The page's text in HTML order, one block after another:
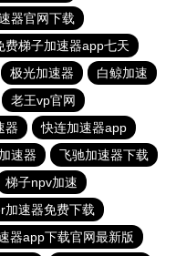
器官网下载
费梯子加速器app七天
极光加速器
白鲸加速
老王vp官网
器
快连加速器app
速器
飞驰加速器下载
梯子npv加速
加速器免费下载
器app下载官网最新版